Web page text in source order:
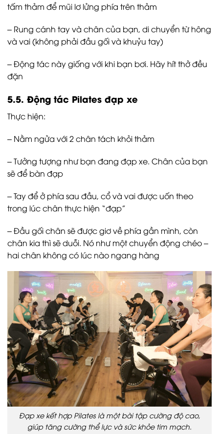
tấm thảm để mũi lơ lửng phía trên thảm
– Rung cánh tay và chân của bạn, di chuyển từ hông
và vai (không phải đầu gối và khuỷu tay)
– Động tác này giống với khi bạn bơi. Hãy hít thở đều
đặn
5.5. Động tác Pilates đạp xe
Thực hiện:
– Nằm ngửa với 2 chân tách khỏi thảm
– Tưởng tượng như bạn đang đạp xe. Chân của bạn
sẽ để bàn đạp
– Tay để ở phía sau đầu, cổ và vai được uốn theo
trong lúc chân thực hiện “đạp”
– Đầu gối chân sẽ được giơ về phía gần mình, còn
chân kia thì sẽ duỗi. Nó như một chuyển động chéo –
hai chân không có lúc nào ngang hàng
Đạp xe kết hợp Pilates là một bài tập cường độ cao,
giúp tăng cường thể lực và sức khỏe tim mạch.